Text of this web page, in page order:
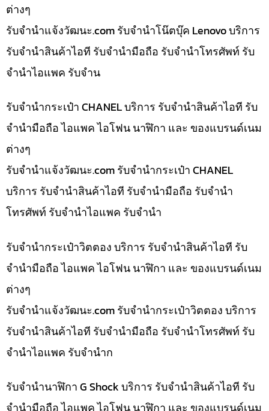
ต่างๆ
รับจํานําแจ้งวัฒนะ.com รับจำนำโน๊ตบุ๊ค Lenovo บริการ
รับจำนำสินค้าไอที รับจำนำมือถือ รับจำนำโทรศัพท์ รับ
จำนำไอแพค รับจำน
รับจำนำกระเป๋า CHANEL บริการ รับจำนำสินค้าไอที รับ
จำนำมือถือ ไอแพค ไอโฟน นาฬิกา และ ของแบรนด์เนม
ต่างๆ
รับจํานําแจ้งวัฒนะ.com รับจำนำกระเป๋า CHANEL
บริการ รับจำนำสินค้าไอที รับจำนำมือถือ รับจำนำ
โทรศัพท์ รับจำนำไอแพค รับจำนำ
รับจำนำกระเป๋าวิตตอง บริการ รับจำนำสินค้าไอที รับ
จำนำมือถือ ไอแพค ไอโฟน นาฬิกา และ ของแบรนด์เนม
ต่างๆ
รับจํานําแจ้งวัฒนะ.com รับจำนำกระเป๋าวิตตอง บริการ
รับจำนำสินค้าไอที รับจำนำมือถือ รับจำนำโทรศัพท์ รับ
จำนำไอแพค รับจำนำก
รับจำนำนาฬิกา G Shock บริการ รับจำนำสินค้าไอที รับ
จำนำมือถือ ไอแพค ไอโฟน นาฬิกา และ ของแบรนด์เนม